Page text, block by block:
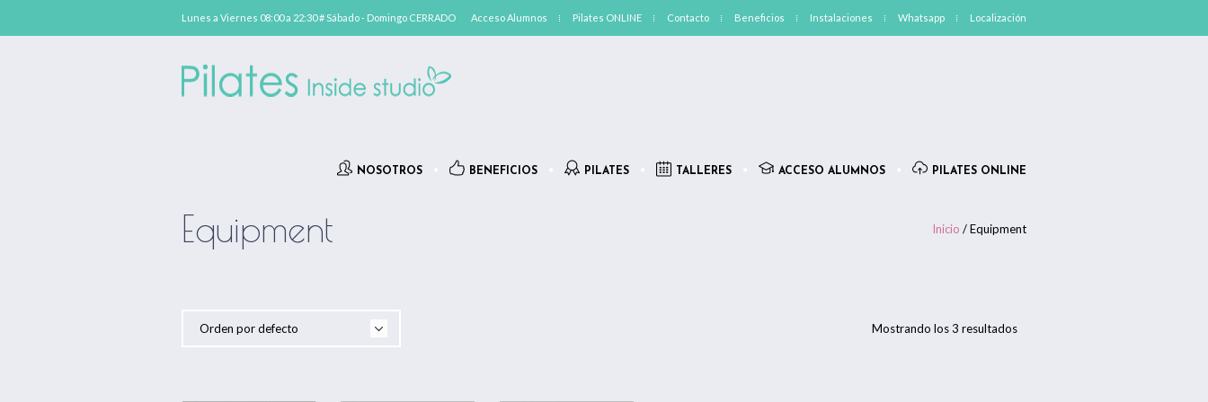
Acceso Alumnos Pilates ONLINE Contacto Beneficios Instalaciones Whatsapp Localización
Lunes a Viernes 08:00 a 22:30 # Sábado - Domingo CERRADO
NOSOTROS BENEFICIOS PILATES TALLERES ACCESO ALUMNOS PILATES ONLINE
Equipment Inicio / Equipment
Mostrando los 3 resultados